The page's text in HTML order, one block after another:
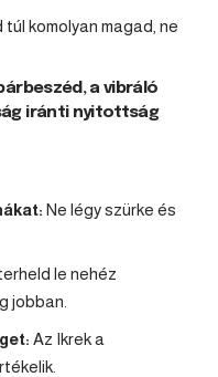
túl komolyan magad, ne
a vibráló
iránti nyitottság
Ne légy szürke és
le nehéz
jobban.
Az Ikrek a